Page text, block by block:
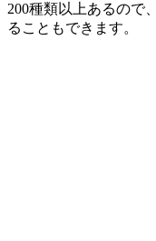
200種類以上あるので
ることもできます。